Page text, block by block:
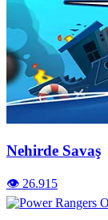
Nehirde Savaş
👁️ 26.915